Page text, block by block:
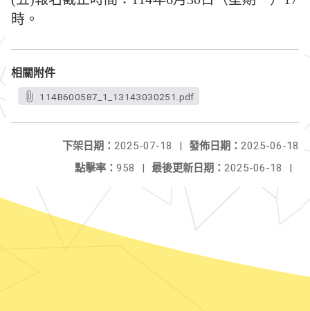
時。
相關附件
114B600587_1_13143030251.pdf
發佈日期： 2025-06-18
下架日期： 2025-07-18
|
最後更新日期： 2025-06-18 |
點擊率： 958 |